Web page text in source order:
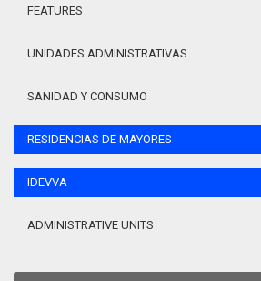
FEATURES
UNIDADES ADMINISTRATIVAS
SANIDAD Y CONSUMO
RESIDENCIAS DE MAYORES
IDEVVA
ADMINISTRATIVE UNITS